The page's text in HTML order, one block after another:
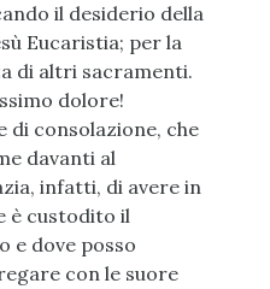
il desiderio della
Eucaristia; per la
di altri sacramenti.
dolore!
di consolazione, che
davanti al
infatti, di avere in
è custodito il
e dove posso
con le suore